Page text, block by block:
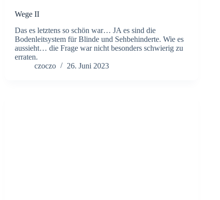
Wege II
Das es letztens so schön war… JA es sind die
Bodenleitsystem für Blinde und Sehbehinderte. Wie es
aussieht… die Frage war nicht besonders schwierig zu
erraten.
czoczo
26. Juni 2023